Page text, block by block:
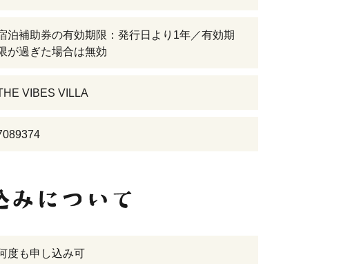
泊補助券の有効期限：発行日より1年／有効期
が過ぎた場合は無効
VIBES VILLA
度も申し込み可